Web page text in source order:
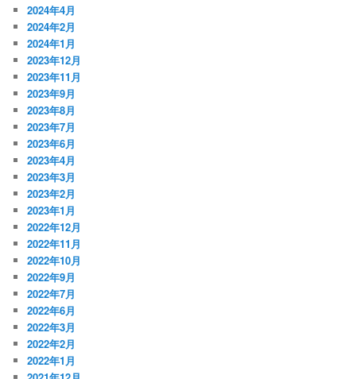
2024年4月
2024年2月
2024年1月
2023年12月
2023年11月
2023年9月
2023年8月
2023年7月
2023年6月
2023年4月
2023年3月
2023年2月
2023年1月
2022年12月
2022年11月
2022年10月
2022年9月
2022年7月
2022年6月
2022年3月
2022年2月
2022年1月